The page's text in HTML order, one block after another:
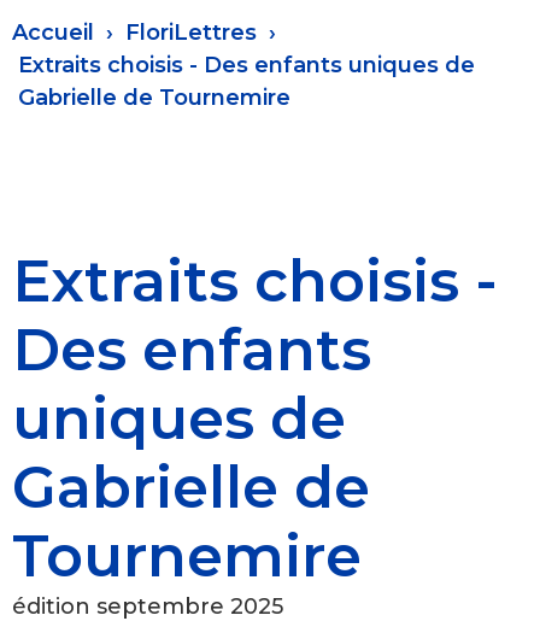
Fil
d'Ariane
Accueil
FloriLettres
Extraits choisis - Des enfants uniques de
Gabrielle de Tournemire
Extraits choisis -
Des enfants
uniques de
Gabrielle de
Tournemire
édition septembre 2025